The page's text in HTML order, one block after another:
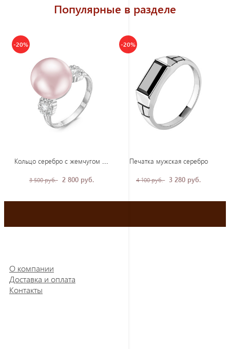
Популярные в разделе
-20%
3 500 руб. 2 800 руб.
-20%
Печатка мужская серебро
4 100 руб. 3 280 руб.
О компании
Доставка и оплата
Контакты